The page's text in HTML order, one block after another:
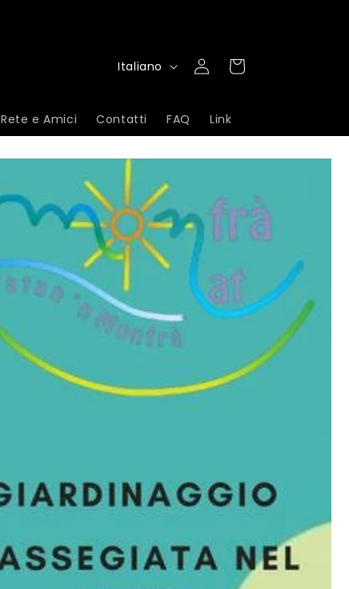
Rete e Amici Contatti FAQ Link
n
g
u
a
Italiano Accedi Carrello